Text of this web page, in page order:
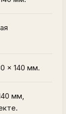
× 140 мм.
мм,